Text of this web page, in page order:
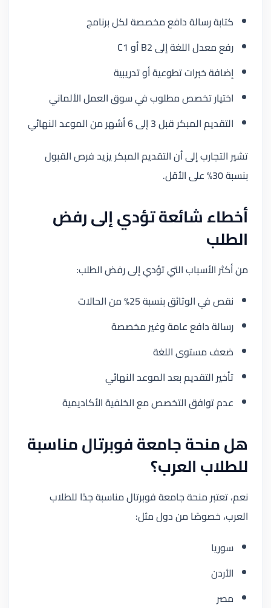
كتابة رسالة دافع مخصصة لكل برنامج
رفع معدل اللغة إلى B2 أو C1
إضافة خبرات تطوعية أو تدريبية
اختيار تخصص مطلوب في سوق العمل الألماني
التقديم المبكر قبل 3 إلى 6 أشهر من الموعد النهائي
تشير التجارب إلى أن التقديم المبكر يزيد فرص القبول
بنسبة 30% على الأقل.
أخطاء شائعة تؤدي إلى رفض
الطلب
من أكثر الأسباب التي تؤدي إلى رفض الطلب:
نقص في الوثائق بنسبة 25% من الحالات
رسالة دافع عامة وغير مخصصة
ضعف مستوى اللغة
تأخير التقديم بعد الموعد النهائي
عدم توافق التخصص مع الخلفية الأكاديمية
هل منحة جامعة فوبرتال مناسبة
للطلاب العرب؟
نعم، تعتبر منحة جامعة فوبرتال مناسبة جدًا للطلاب
العرب، خصوصًا من دول مثل:
سوريا
الأردن
مصر